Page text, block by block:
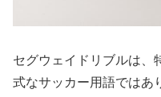
セグウェイドリブルは、
式なサッカー用語ではあ